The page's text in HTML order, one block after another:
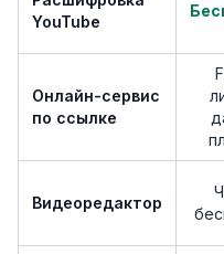
YouTube
Онлайн-сервис
по ссылке
Видеоредактор